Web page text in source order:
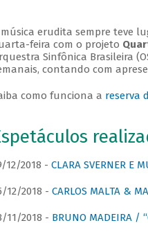
erudita sempre teve
feira com o projeto
Sinfônica Brasileira
contando com
como funciona a reserva
12/2018 - CLARA SVERNER E
12/2018 - CARLOS MALTA &
11/2018 - BRUNO MADEIRA /